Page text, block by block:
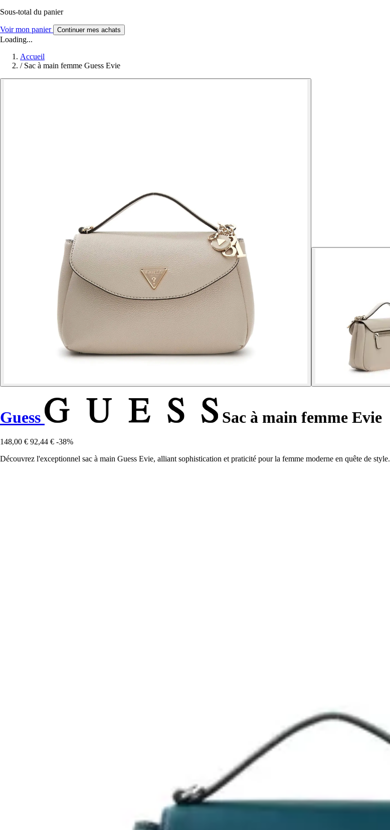
Sous-total du panier
Voir mon panier Continuer mes achats
Loading...
Accueil
/ Sac à main femme Guess Evie
Guess Sac à main femme Evie
148,00 € 92,44 € -38%
Découvrez l'exceptionnel sac à main Guess Evie, alliant sophistication et praticité pour la femme moderne en quête de style.